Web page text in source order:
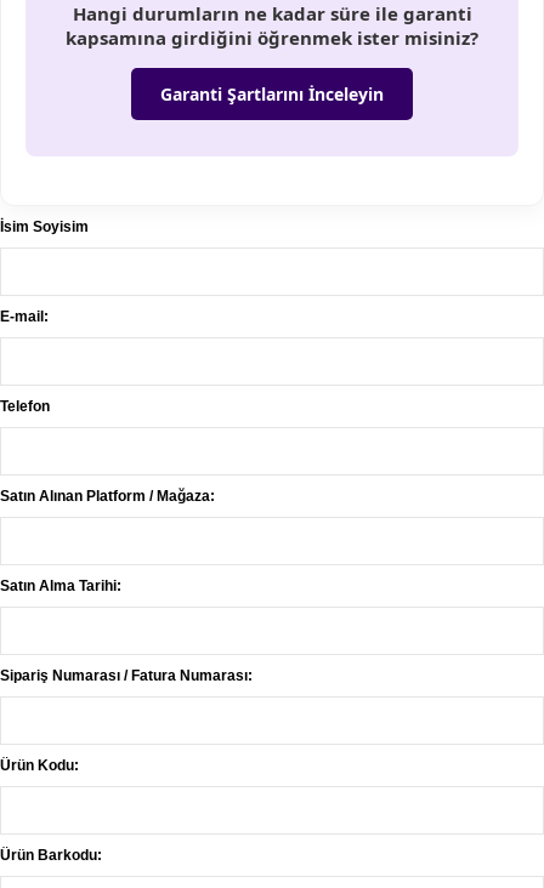
Hangi durumların ne kadar süre ile garanti
kapsamına girdiğini öğrenmek ister misiniz?
Garanti Şartlarını İnceleyin
İsim Soyisim
E-mail:
Telefon
Satın Alınan Platform / Mağaza:
Satın Alma Tarihi:
Sipariş Numarası / Fatura Numarası:
Ürün Kodu:
Ürün Barkodu: